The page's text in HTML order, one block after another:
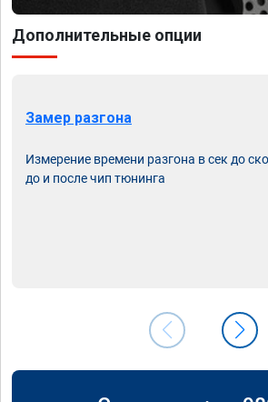
Дополнительные опции
Замер разгона
Измерение времени разгона в сек до
до и после чип тюнинга